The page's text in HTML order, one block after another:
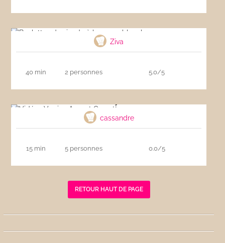
Ziva
40 min 2 personnes 5.0/5
Vidéo : Verrine Avocat Crevette, nage coco
cassandre
15 min 5 personnes 0.0/5
RETOUR HAUT DE PAGE